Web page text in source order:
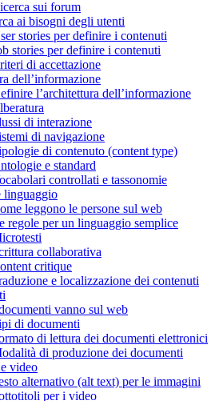
sui forum
ai bisogni degli utenti
stories per definire i contenuti
stories per definire i contenuti
di accettazione
dell’informazione
l’architettura dell’informazione
di interazione
di navigazione
di contenuto (content type)
e standard
controllati e tassonomie
linguaggio
leggono le persone sul web
regole per un linguaggio semplice
collaborativa
critique
e localizzazione dei contenuti
vanno sul web
di documenti
di lettura dei documenti elettronici
di produzione dei documenti
video
alternativo (alt text) per le immagini
per i video